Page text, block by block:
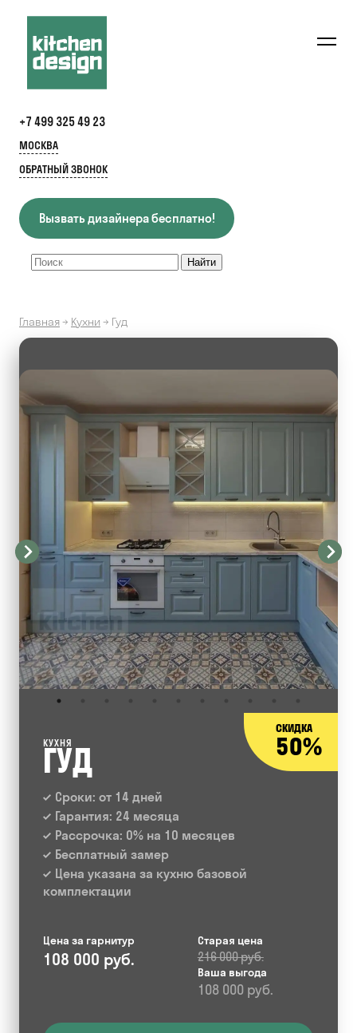
+7 499 325 49 23
МОСКВА
ОБРАТНЫЙ ЗВОНОК
Вызвать дизайнера бесплатно!
Главная→ Кухни → Гуд
СКИДКА
50%
КУХНЯ
ГУД
Сроки: от 14 дней
Гарантия: 24 месяца
Рассрочка: 0% на 10 месяцев
Бесплатный замер
Цена указана за кухню базовой
комплектации
Цена за гарнитур
108 000 руб.
Старая цена
216 000 руб.
Ваша выгода
108 000 руб.